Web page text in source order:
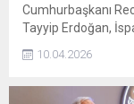
Cumhurbaşkanı
Tayyip Erdoğan,
ile bir telefon
10.04.2026